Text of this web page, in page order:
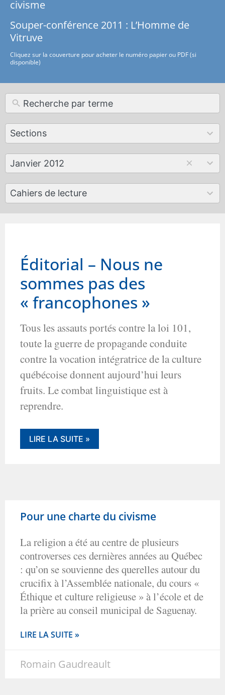
civisme
Souper-conférence 2011 : L’Homme de
Vitruve
Cliquez sur la couverture pour acheter le numéro papier ou PDF (si
disponible)
Sections
12
results
Janvier 2012
179
results
Cahiers de lecture
50
results
Éditorial – Nous ne
sommes pas des
« francophones »
Tous les assauts portés contre la loi 101,
toute la guerre de propagande conduite
contre la vocation intégratrice de la culture
québécoise donnent aujourd’hui leurs
fruits. Le combat linguistique est à
reprendre.
LIRE LA SUITE »
Pour une charte du civisme
La religion a été au centre de plusieurs
controverses ces dernières années au Québec
: qu’on se souvienne des querelles autour du
crucifix à l’Assemblée nationale, du cours «
Éthique et culture religieuse » à l’école et de
la prière au conseil municipal de Saguenay.
LIRE LA SUITE »
Romain Gaudreault